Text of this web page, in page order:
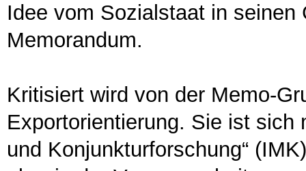
Idee vom Sozialstaat in seinen
Memorandum.
Kritisiert wird von der Memo-
Exportorientierung. Sie ist sich
und Konjunkturforschung“